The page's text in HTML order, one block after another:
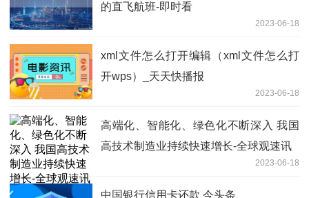
的直飞航班-即时看
2023-06-18
xml文件怎么打开编辑（xml文件怎么打
开wps）_天天快播报
2023-06-18
高端化、智能化、绿色化不断深入 我国
高技术制造业持续快速增长-全球观速讯
2023-06-18
中国银行信用卡还款 今头条